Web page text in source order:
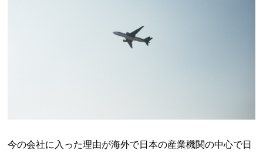
今の会社に入った理由が海外で日本の産業機関の中心で日